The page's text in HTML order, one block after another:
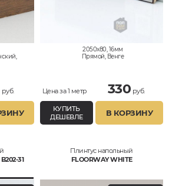
руб.
2050x80, 16мм
Прямой, Венге
Цена за 1 метр 330 руб.
КУПИТЬ
ДЕШЕВЛЕ
В КОРЗИНУ
31
Плинтус напольный
FLOORWAY WHITE